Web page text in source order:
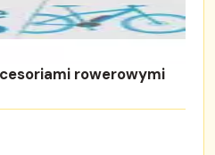
rowerowymi